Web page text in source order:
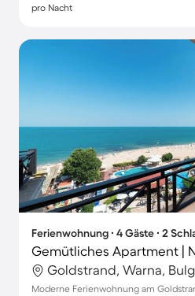
pro Nacht
Ferienwohnung ∙ 4 Gäste ∙ 2
Gemütliches Apartment |
Goldstrand, Warna,
Moderne Ferienwohnung am